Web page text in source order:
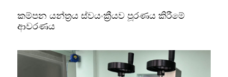
කම්පන යන්ත්‍රය ස්වයංක්‍රීයව පූරණය කිරීමේ
ආවරණය